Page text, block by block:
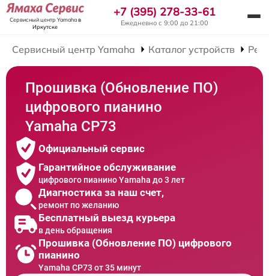
Сервисный центр Yamahaв
Иркутске
+7 (395) 278-33-61
Ежедневно с 9:00 до 21:00
Сервисный центр Yamaha Каталог устройств
Прошивка (Обновление ПО)
цифрового пианино
Yamaha CP73
Официальный сервис
Гарантийное обслуживание
цифрового пианино Yamaha до 3 лет
Диагностика за наш счет,
ремонт по желанию
Бесплатный выезд курьера
в день обращения
Прошивка (Обновление ПО) цифрового
пианино
Yamaha CP73 от 35 минут